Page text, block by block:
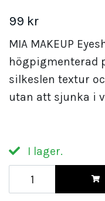
99 kr
MIA MAKEUP
högpigmenterad
silkeslen textur
utan att sjunka i
I lager.